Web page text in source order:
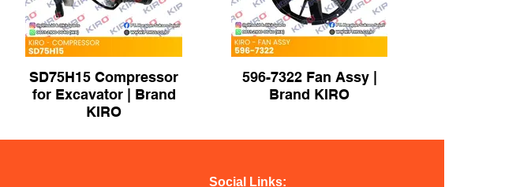
SD75H15 Compressor
for Excavator | Brand
KIRO
596-7322 Fan Assy |
Brand KIRO
Social Links: